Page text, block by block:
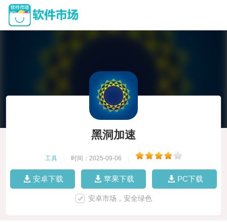
黑洞加速
工具 时间：2025-09-06
安卓下载 苹果下载 PC下载
安卓市场，安全绿色